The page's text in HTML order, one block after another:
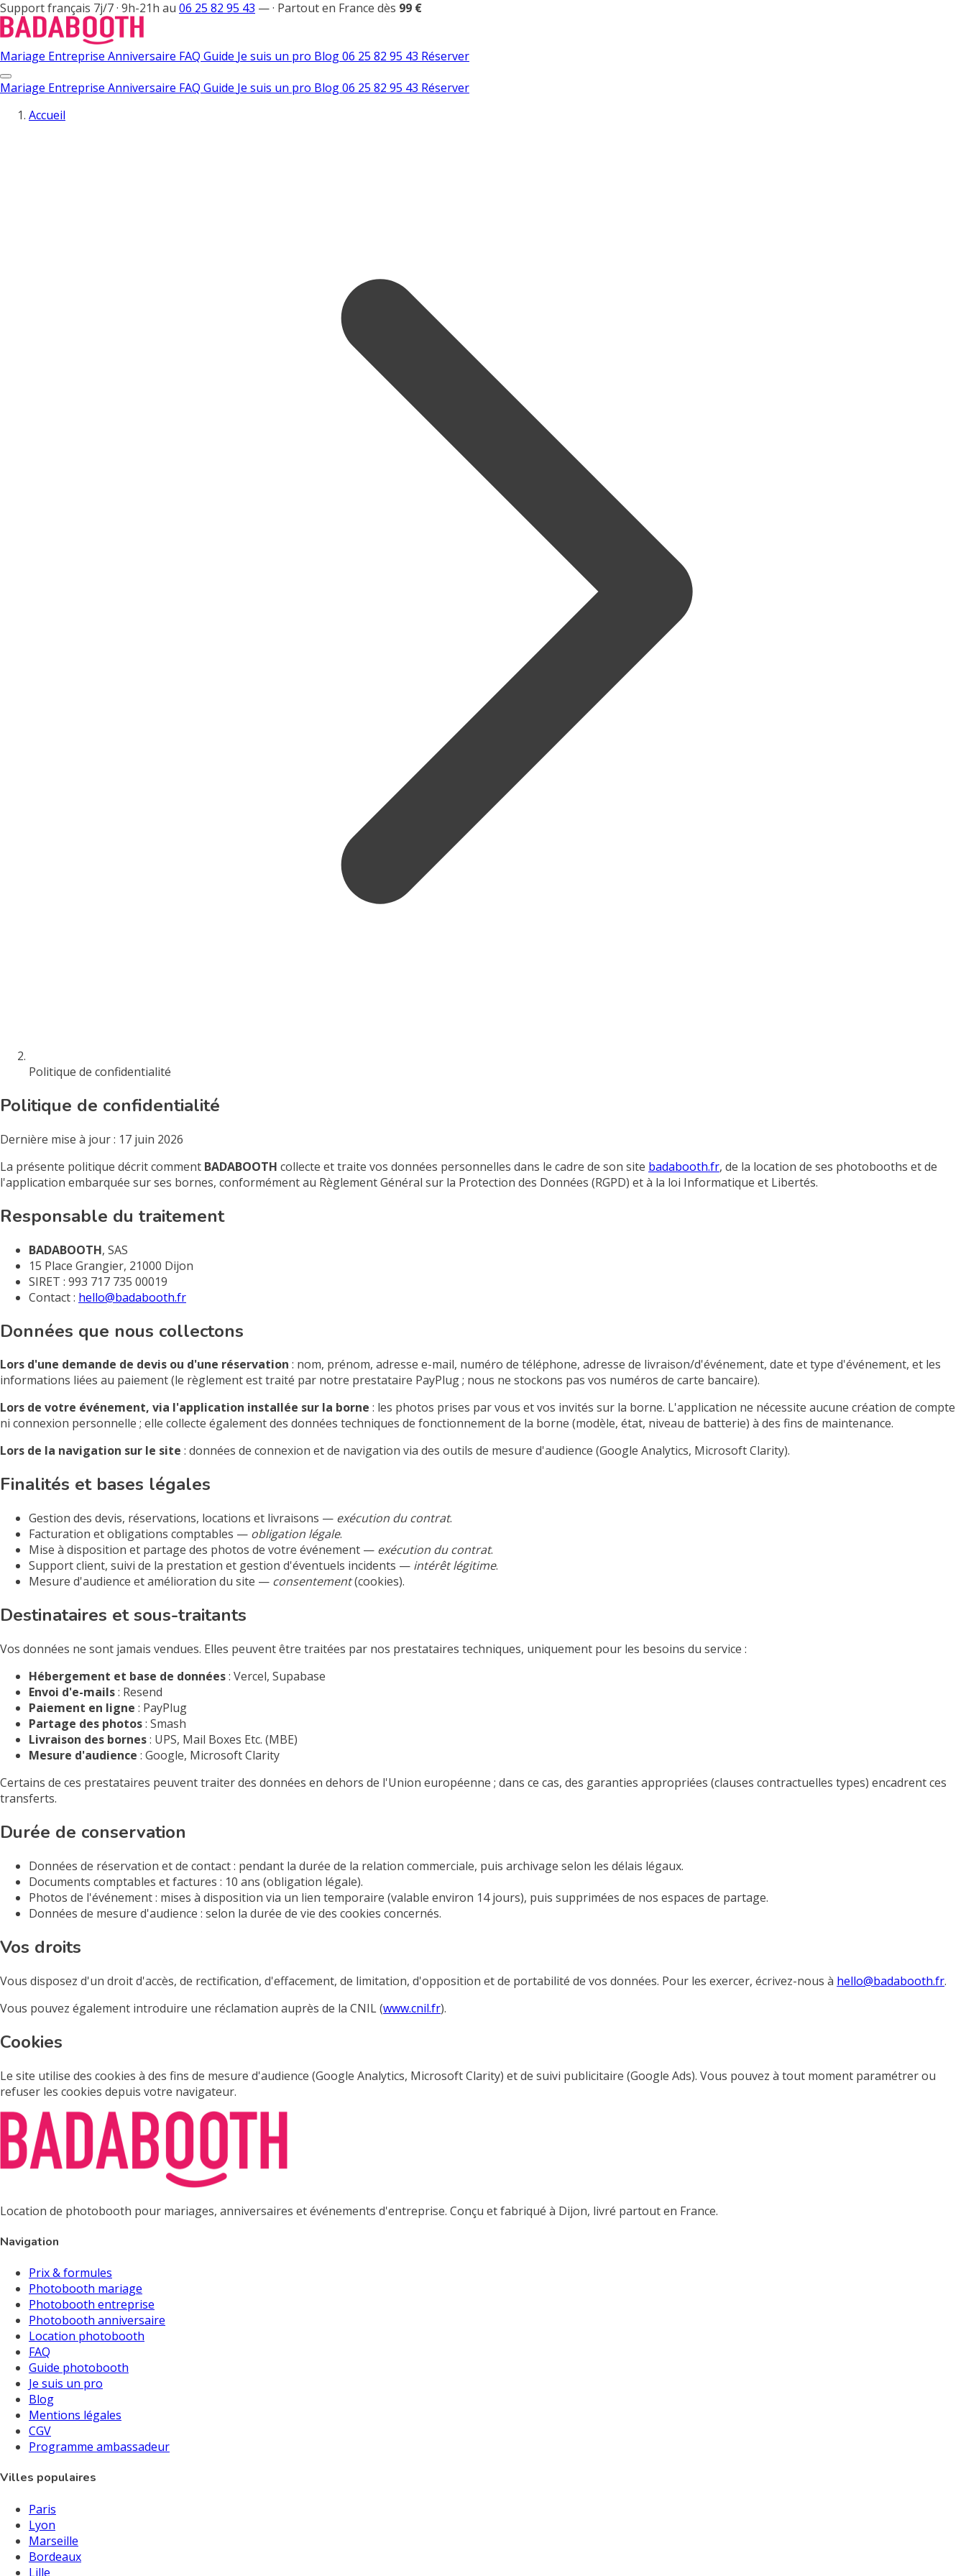
Support français 7j/7 · 9h-21h au 06 25 82 95 43 —· Partout en France dès 99 €
Mariage Entreprise Anniversaire FAQ Guide Je suis un pro Blog06 25 82 95 43 Réserver
Mariage Entreprise Anniversaire FAQ Guide Je suis un pro Blog06 25 82 95 43 Réserver
Accueil
Politique de confidentialité
Politique de confidentialité
Dernière mise à jour : 17 juin 2026
La présente politique décrit comment BADABOOTH collecte et traite vos données personnelles dans le cadre de son site badabooth.fr, de la location de ses photobooths et de
l'application embarquée sur ses bornes, conformément au Règlement Général sur la Protection des Données (RGPD) et à la loi Informatique et Libertés.
Responsable du traitement
BADABOOTH, SAS
15 Place Grangier, 21000 Dijon
SIRET : 993 717 735 00019
Contact : hello@badabooth.fr
Données que nous collectons
Lors d'une demande de devis ou d'une réservation : nom, prénom, adresse e-mail, numéro de téléphone, adresse de livraison/d'événement, date et type d'événement, et les
informations liées au paiement (le règlement est traité par notre prestataire PayPlug ; nous ne stockons pas vos numéros de carte bancaire).
Lors de votre événement, via l'application installée sur la borne : les photos prises par vous et vos invités sur la borne. L'application ne nécessite aucune création de compte
ni connexion personnelle ; elle collecte également des données techniques de fonctionnement de la borne (modèle, état, niveau de batterie) à des fins de maintenance.
Lors de la navigation sur le site : données de connexion et de navigation via des outils de mesure d'audience (Google Analytics, Microsoft Clarity).
Finalités et bases légales
Gestion des devis, réservations, locations et livraisons — exécution du contrat.
Facturation et obligations comptables — obligation légale.
Mise à disposition et partage des photos de votre événement — exécution du contrat.
Support client, suivi de la prestation et gestion d'éventuels incidents — intérêt légitime.
Mesure d'audience et amélioration du site — consentement(cookies).
Destinataires et sous-traitants
Vos données ne sont jamais vendues. Elles peuvent être traitées par nos prestataires techniques, uniquement pour les besoins du service :
Hébergement et base de données: Vercel, Supabase
Envoi d'e-mails: Resend
Paiement en ligne : PayPlug
Partage des photos: Smash
Livraison des bornes: UPS, Mail Boxes Etc. (MBE)
Mesure d'audience : Google, Microsoft Clarity
Certains de ces prestataires peuvent traiter des données en dehors de l'Union européenne ; dans ce cas, des garanties appropriées (clauses contractuelles types) encadrent ces
transferts.
Durée de conservation
Données de réservation et de contact : pendant la durée de la relation commerciale, puis archivage selon les délais légaux.
Documents comptables et factures : 10 ans (obligation légale).
Photos de l'événement : mises à disposition via un lien temporaire (valable environ 14 jours), puis supprimées de nos espaces de partage.
Données de mesure d'audience : selon la durée de vie des cookies concernés.
Vos droits
Vous disposez d'un droit d'accès, de rectification, d'effacement, de limitation, d'opposition et de portabilité de vos données. Pour les exercer, écrivez-nous à hello@badabooth.fr.
Vous pouvez également introduire une réclamation auprès de la CNIL (www.cnil.fr).
Cookies
Le site utilise des cookies à des fins de mesure d'audience (Google Analytics, Microsoft Clarity) et de suivi publicitaire (Google Ads). Vous pouvez à tout moment paramétrer ou
refuser les cookies depuis votre navigateur.
Location de photobooth pour mariages, anniversaires et événements d'entreprise. Conçu et fabriqué à Dijon, livré partout en France.
Navigation
Prix & formules
Photobooth mariage
Photobooth entreprise
Photobooth anniversaire
Location photobooth
FAQ
Guide photobooth
Je suis un pro
Blog
Mentions légales
CGV
Programme ambassadeur
Villes populaires
Paris
Lyon
Marseille
Bordeaux
Lille